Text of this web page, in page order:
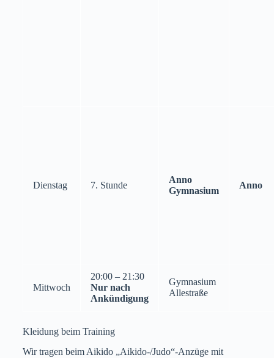
Dienstag 7. Stunde
Anno
Gymnasium
Anno
Mittwoch
20:00 – 21:30
Nur nach
Ankündigung
Gymnasium
Allestraße
Kleidung beim Training
Wir tragen beim Aikido „Aikido-/Judo“-Anzüge mit